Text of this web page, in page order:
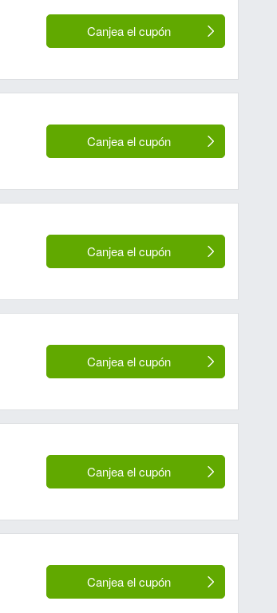
Canjea el cupón
Canjea el cupón
Canjea el cupón
Canjea el cupón
Canjea el cupón
Canjea el cupón